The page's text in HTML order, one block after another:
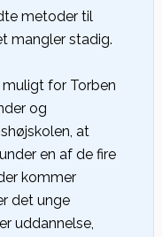
metoder til
mangler stadig.
for Torben
og
at
en af de fire
kommer
det unge
uddannelse,